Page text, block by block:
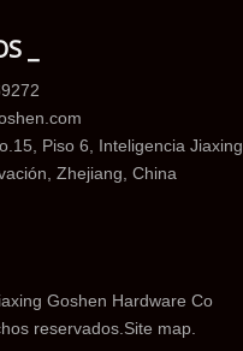
_
Piso 6, Inteligencia Jiaxing
Zhejiang, China
Goshen Hardware Co
reservados. Site map.